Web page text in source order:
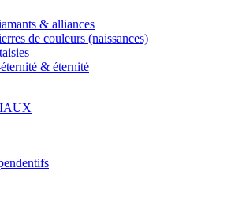
& alliances
de couleurs (naissances)
& éternité